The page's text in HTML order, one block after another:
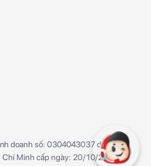
doanh số: 0304043037 do Sở kế
Chí Minh cấp ngày: 20/10/2005